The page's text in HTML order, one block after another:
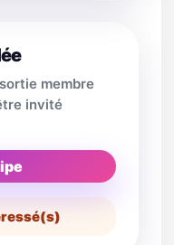
membre
invité